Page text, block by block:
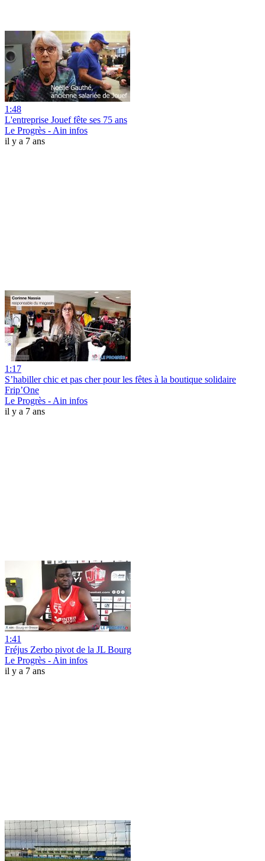
1:48
L'entreprise Jouef fête ses 75 ans
Le Progrès - Ain infos
il y a 7 ans
1:17
S’habiller chic et pas cher pour les fêtes à la boutique solidaire
Frip’One
Le Progrès - Ain infos
il y a 7 ans
1:41
Fréjus Zerbo pivot de la JL Bourg
Le Progrès - Ain infos
il y a 7 ans